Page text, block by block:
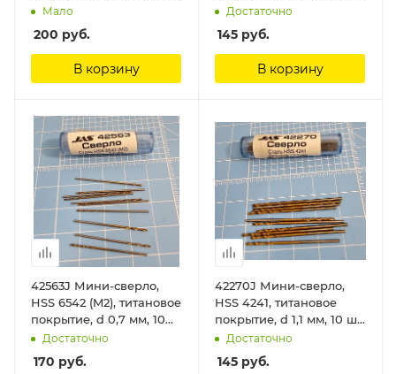
шт. Jas
Мало
200 руб.
В корзину
JasДостаточно
145 руб.
В корзину
42563J Мини-сверло,
HSS 6542 (M2), титановое
покрытие, d 0,7 мм, 10
шт. Jas
Достаточно
170 руб.
42270J Мини-сверло,
HSS 4241, титановое
покрытие, d 1,1 мм, 10 шт.
JasДостаточно
145 руб.